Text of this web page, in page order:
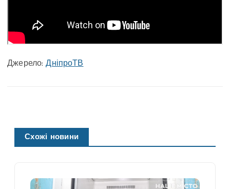
Джерело:ДніпроТВ
Схожі новини